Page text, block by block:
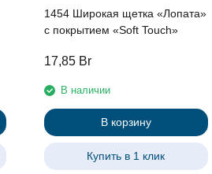
1454 Широкая щетка «Лопата»
с покрытием «Soft Touch»
17,85 Br
В наличии
В корзину
Купить в 1 клик